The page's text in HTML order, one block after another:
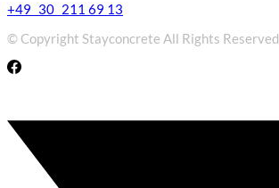
+49 30 211 69 13
© Copyright Stayconcrete All Rights Reserved